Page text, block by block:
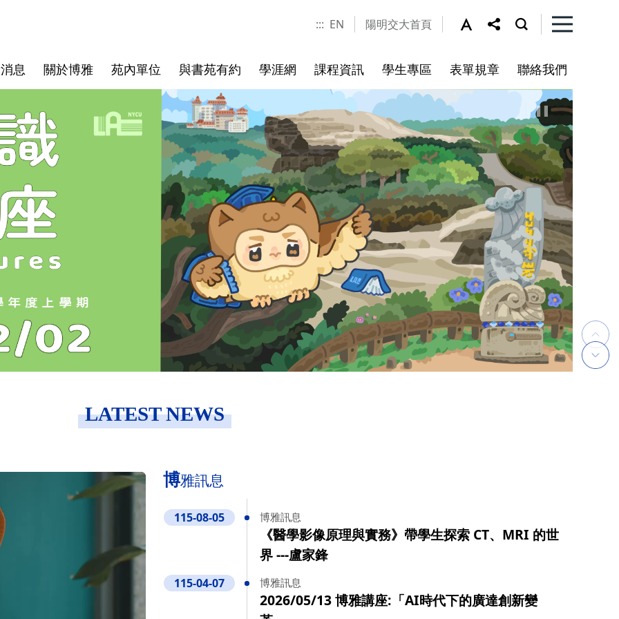
::: EN 陽明交大首頁
息 關於博雅 苑內單位
體育教育中心 藝文中心 百川學士學位學程
與書苑有約
常見問題
學涯網 課程資訊
心理學跨域學程 書苑課程
學生專區
國立陽明交通大學單一入口 書苑新生指引
表單規章 聯絡我們
LATEST NEWS
博雅訊息
115-08-05 博雅訊息
《醫學影像原理與實務》帶學生探索 CT、MRI 的世
界 ---盧家鋒
115-04-07 博雅訊息
2026/05/13 博雅講座:「AI時代下的廣達創新變